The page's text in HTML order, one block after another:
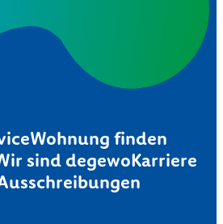
Wohnung finden
sind degewoKarriere